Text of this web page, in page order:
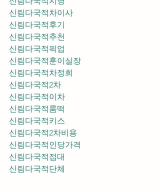
신림다국적차이사
신림다국적후기
신림다국적추천
신림다국적훈이실장
신림다국적차정희
신림다국적2차
신림다국적이차
신림다국적룸떡
신림다국적키스
신림다국적2차비용
신림다국적인당가격
신림다국적접대
신림다국적단체